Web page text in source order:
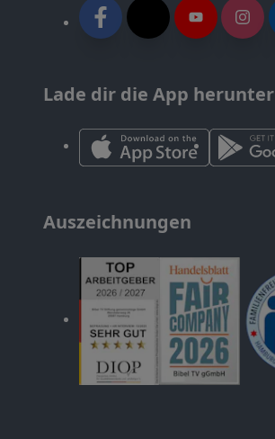
Lade dir die App herunter
Auszeichnungen